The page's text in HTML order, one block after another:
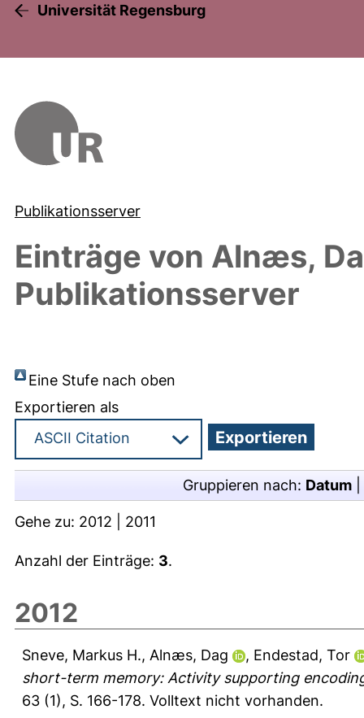
Universität Regensburg
Publikationsserver
Einträge von Alnæs,
Publikationsserver
Eine Stufe nach oben
Exportieren als
Gruppieren nach: Datum
Gehe zu: 2012 2011
Anzahl der Einträge: 3.
2012
Sneve, Markus H., Alnæs, Dag , Endestad, Tor
short-term memory: Activity supporting
63 (1), S. 166-178. Volltext nicht vorhanden.